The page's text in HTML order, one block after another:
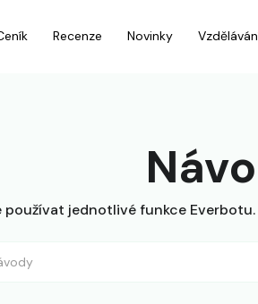
Recenze Novinky
používat jednotlivé funkce